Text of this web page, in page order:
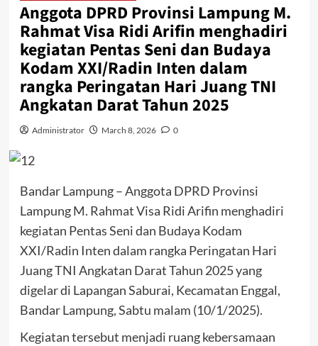
Anggota DPRD Provinsi Lampung M.
Rahmat Visa Ridi Arifin menghadiri
kegiatan Pentas Seni dan Budaya
Kodam XXI/Radin Inten dalam
rangka Peringatan Hari Juang TNI
Angkatan Darat Tahun 2025
Administrator March 8, 2026 0
Bandar Lampung – Anggota DPRD Provinsi
Lampung M. Rahmat Visa Ridi Arifin menghadiri
kegiatan Pentas Seni dan Budaya Kodam
XXI/Radin Inten dalam rangka Peringatan Hari
Juang TNI Angkatan Darat Tahun 2025 yang
digelar di Lapangan Saburai, Kecamatan Enggal,
Bandar Lampung, Sabtu malam (10/1/2025).
Kegiatan tersebut menjadi ruang kebersamaan